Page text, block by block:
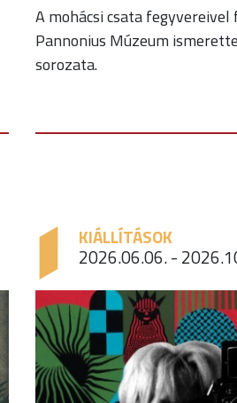
A mohácsi csata
Pannonius Múzeum
sorozata.
KIÁLLÍTÁSOK
2026.06.06. -